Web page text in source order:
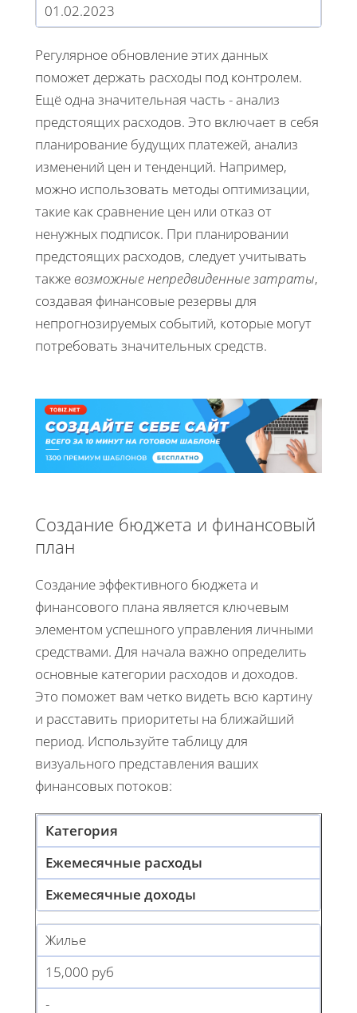
01.02.2023
Регулярное обновление этих данных
поможет держать расходы под контролем.
Ещё одна значительная часть - анализ
предстоящих расходов. Это включает в себя
планирование будущих платежей, анализ
изменений цен и тенденций. Например,
можно использовать методы оптимизации,
такие как сравнение цен или отказ от
ненужных подписок. При планировании
предстоящих расходов, следует учитывать
также возможные непредвиденные затраты,
создавая финансовые резервы для
непрогнозируемых событий, которые могут
потребовать значительных средств.
Создание бюджета и финансовый
план
Создание эффективного бюджета и
финансового плана является ключевым
элементом успешного управления личными
средствами. Для начала важно определить
основные категории расходов и доходов.
Это поможет вам четко видеть всю картину
и расставить приоритеты на ближайший
период. Используйте таблицу для
визуального представления ваших
финансовых потоков:
Категория
Ежемесячные расходы
Ежемесячные доходы
Жилье
15,000 руб
-